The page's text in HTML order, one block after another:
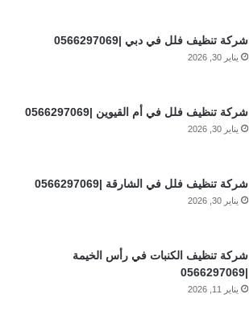
شركة تنظيف فلل في دبي |0566297069
يناير 30, 2026
شركة تنظيف فلل في أم القيوين |0566297069
يناير 30, 2026
شركة تنظيف فلل في الشارقة |0566297069
يناير 30, 2026
شركة تنظيف الكنبات في رأس الخيمة
|0566297069
يناير 11, 2026